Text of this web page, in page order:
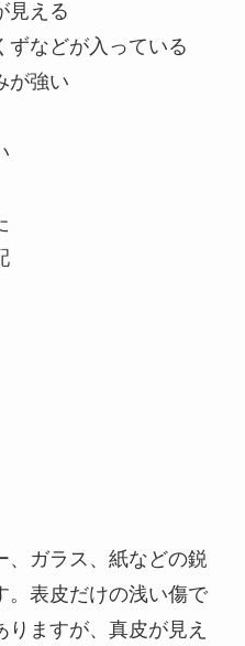
見える
ずなどが入っている
が強い
、ガラス、紙などの鋭
。表皮だけの浅い傷で
ますが、真皮が見え